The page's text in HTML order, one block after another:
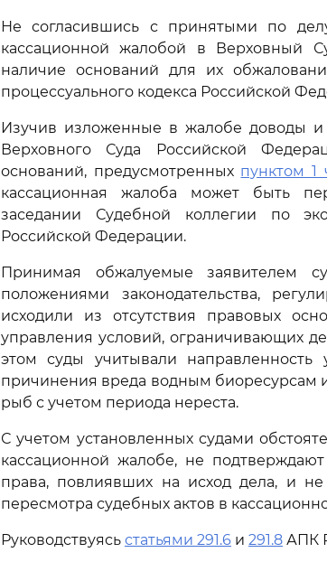
Не согласившись с принятыми по
кассационной жалобой в Верховный
наличие оснований для их
процессуального кодекса Российской
Изучив изложенные в жалобе доводы и
Верховного Суда Российской
оснований, предусмотренных пунктом 1
кассационная жалоба может быть
заседании Судебной коллегии по
Российской Федерации.
Принимая обжалуемые заявителем
положениями законодательства,
исходили из отсутствия правовых
управления условий, ограничивающих
этом суды учитывали направленность
причинения вреда водным биоресурсам
рыб с учетом периода нереста.
С учетом установленных судами
кассационной жалобе, не
права, повлиявших на исход дела, и
пересмотра судебных актов в
Руководствуясь статьями 291.6 и 291.8 АПК